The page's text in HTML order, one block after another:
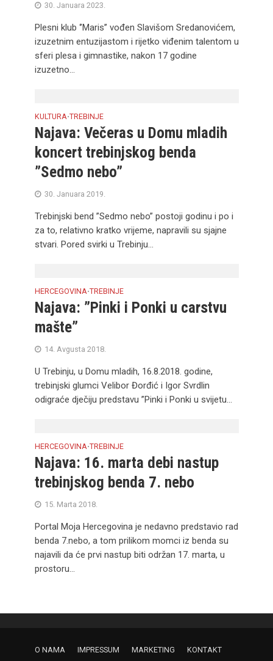
30. Januara 2023.
Plesni klub ‘’Maris’’ vođen Slavišom Sredanovićem,
izuzetnim entuzijastom i rijetko viđenim talentom u
sferi plesa i gimnastike, nakon 17 godine
izuzetno...
KULTURA•TREBINJE
Najava: Večeras u Domu mladih
koncert trebinjskog benda
”Sedmo nebo”
30. Januara 2019.
Trebinjski bend ”Sedmo nebo” postoji godinu i po i
za to, relativno kratko vrijeme, napravili su sjajne
stvari. Pored svirki u Trebinju...
HERCEGOVINA•TREBINJE
Najava: ”Pinki i Ponki u carstvu
mašte”
14. Avgusta 2018.
U Trebinju, u Domu mladih, 16.8.2018. godine,
trebinjski glumci Velibor Đorđić i Igor Svrdlin
odigraće dječiju predstavu ”Pinki i Ponki u svijetu...
HERCEGOVINA•TREBINJE
Najava: 16. marta debi nastup
trebinjskog benda 7. nebo
15. Marta 2018.
Portal Moja Hercegovina je nedavno predstavio rad
benda 7.nebo, a tom prilikom momci iz benda su
najavili da će prvi nastup biti održan 17. marta, u
prostoru...
O NAMA IMPRESSUM MARKETING KONTAKT